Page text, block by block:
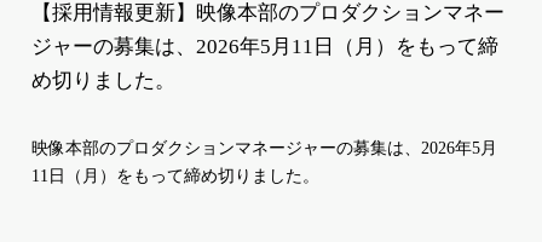
【採用情報更新】映像本部のプロダクションマネー
ジャーの募集は、2026年5月11日（月）をもって締
め切りました。
映像本部のプロダクションマネージャーの募集は、2026年5月
11日（月）をもって締め切りました。